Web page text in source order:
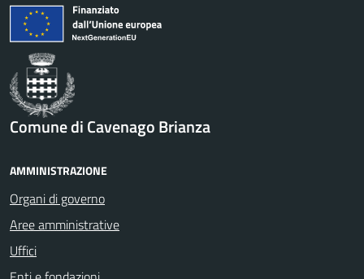
Comune di Cavenago Brianza
AMMINISTRAZIONE
Organi di governo
Aree amministrative
Uffici